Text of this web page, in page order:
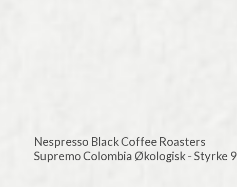
Nespresso Black Coffee Roasters
Supremo Colombia Økologisk - Styrke 9